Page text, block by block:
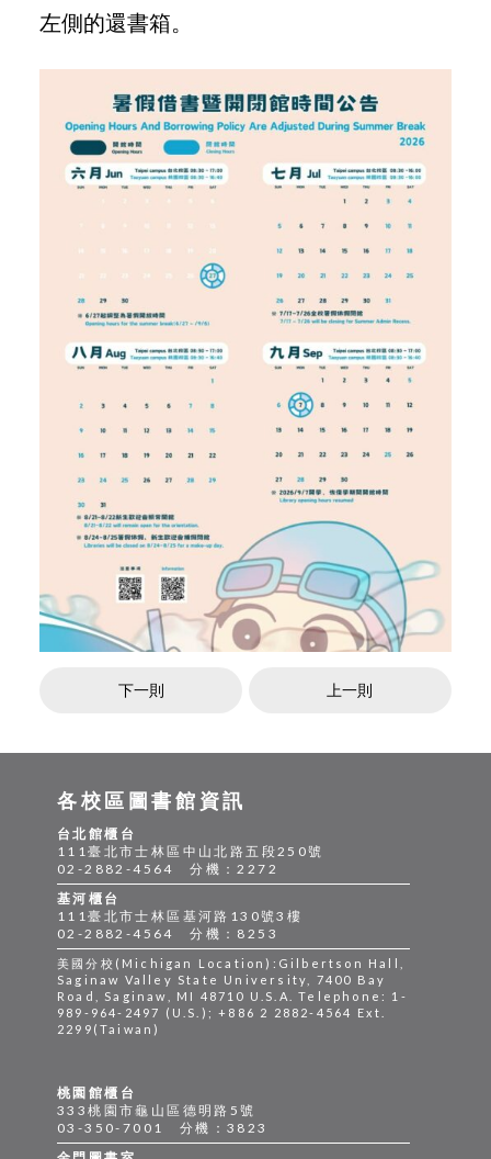
左側的還書箱。
下一則 上一則
桃園館櫃台
333桃園市龜山區德明路5號
03-350-7001 分機：3823
各校區圖書館資訊
台北館櫃台
111臺北市士林區中山北路五段250號
02-2882-4564 分機：2272
基河櫃台
111臺北市士林區基河路130號3樓
02-2882-4564 分機：8253
美國分校(Michigan Location):Gilbertson Hall,
Saginaw Valley State University, 7400 Bay
Road, Saginaw, MI 48710 U.S.A. Telephone: 1-
989-964-2497 (U.S.); +886 2 2882-4564 Ext.
2299(Taiwan)